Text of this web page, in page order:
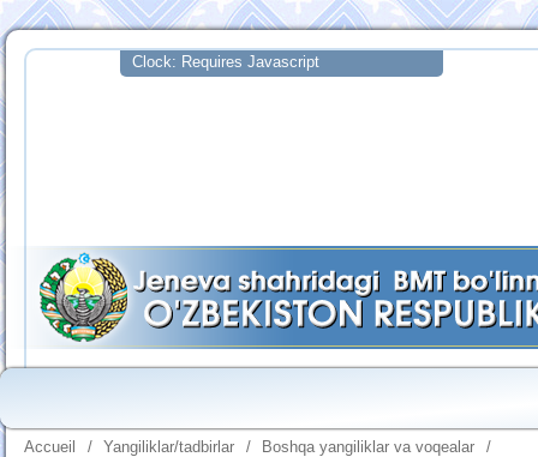
Accueil / Yangiliklar/tadbirlar / Boshqa yangiliklar va voqealar /